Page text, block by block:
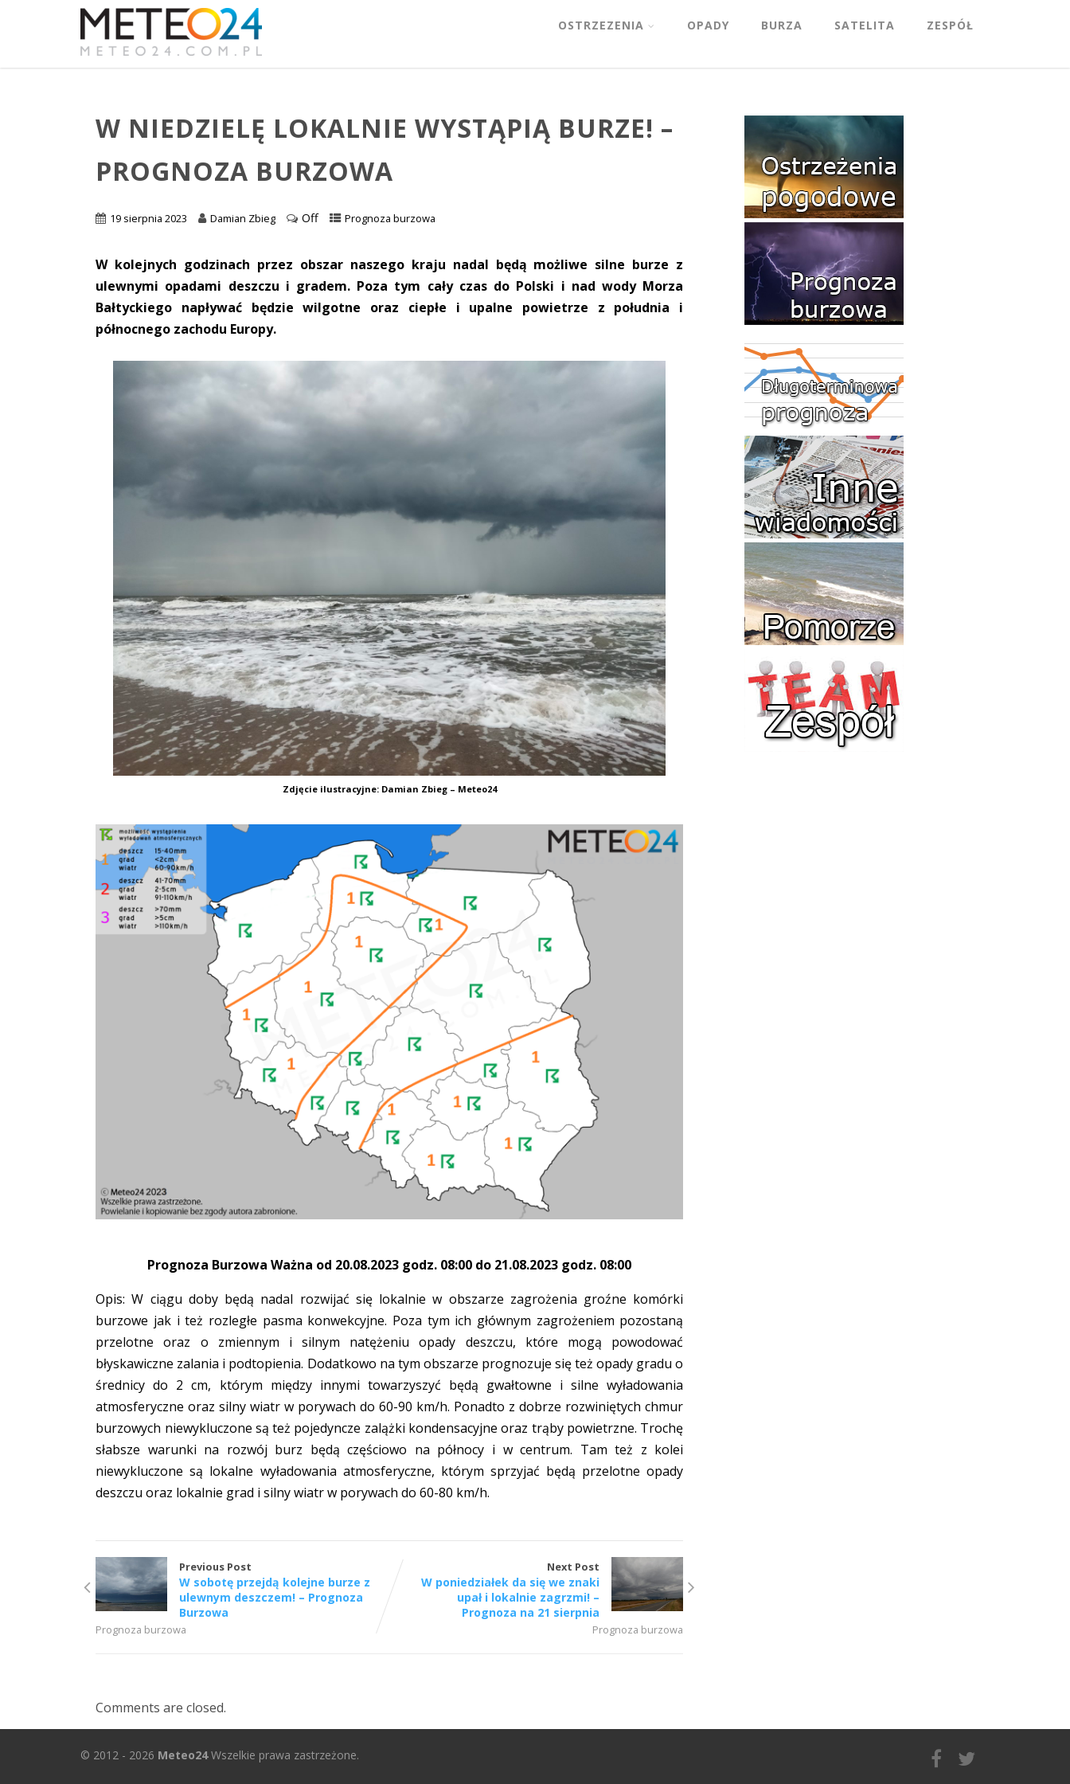
OSTRZEZENIA OPADY BURZA SATELITA ZESPÓŁ
W NIEDZIELĘ LOKALNIE WYSTĄPIĄ BURZE! –
PROGNOZA BURZOWA
19 sierpnia 2023 Damian Zbieg Off Prognoza burzowa
W kolejnych godzinach przez obszar naszego kraju nadal będą możliwe silne burze z
ulewnymi opadami deszczu i gradem. Poza tym cały czas do Polski i nad wody Morza
Bałtyckiego napływać będzie wilgotne oraz ciepłe i upalne powietrze z południa i
północnego zachodu Europy.
Zdjęcie ilustracyjne: Damian Zbieg – Meteo24
Prognoza Burzowa Ważna od 20.08.2023 godz. 08:00 do 21.08.2023 godz. 08:00
Opis: W ciągu doby będą nadal rozwijać się lokalnie w obszarze zagrożenia groźne komórki
burzowe jak i też rozległe pasma konwekcyjne. Poza tym ich głównym zagrożeniem pozostaną
przelotne oraz o zmiennym i silnym natężeniu opady deszczu, które mogą powodować
błyskawiczne zalania i podtopienia. Dodatkowo na tym obszarze prognozuje się też opady gradu o
średnicy do 2 cm, którym między innymi towarzyszyć będą gwałtowne i silne wyładowania
atmosferyczne oraz silny wiatr w porywach do 60-90 km/h. Ponadto z dobrze rozwiniętych chmur
burzowych niewykluczone są też pojedyncze zalążki kondensacyjne oraz trąby powietrzne. Trochę
słabsze warunki na rozwój burz będą częściowo na północy i w centrum. Tam też z kolei
niewykluczone są lokalne wyładowania atmosferyczne, którym sprzyjać będą przelotne opady
deszczu oraz lokalnie grad i silny wiatr w porywach do 60-80 km/h.
Previous Post
W sobotę przejdą kolejne burze z
ulewnym deszczem! – Prognoza
Burzowa
Prognoza burzowa
Next Post
W poniedziałek da się we znaki
upał i lokalnie zagrzmi! –
Prognoza na 21 sierpnia
Prognoza burzowa
Comments are closed.
© 2012 - 2026 Meteo24Wszelkie prawa zastrzeżone.